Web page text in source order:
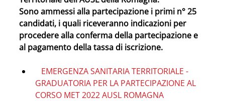
Sono ammessi alla partecipazione i primi n° 25
candidati, i quali riceveranno indicazioni per
procedere alla conferma della partecipazione e
al pagamento della tassa di iscrizione.
EMERGENZA SANITARIA TERRITORIALE -
GRADUATORIA PER LA PARTECIPAZIONE AL
CORSO MET 2022 AUSL ROMAGNA